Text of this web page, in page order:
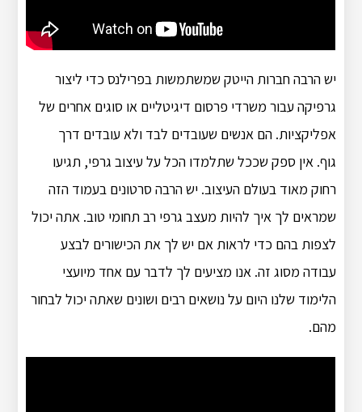
יש הרבה חברות הייטק שמשתמשות בפרילנס כדי ליצור
גרפיקה עבור משרדי פרסום דיגיטליים או סוגים אחרים של
אפליקציות. הם אנשים שעובדים לבד ולא עובדים דרך
גוף. אין ספק שככל שתלמדו הכל על עיצוב גרפי, תגיעו
רחוק מאוד בעולם העיצוב. יש הרבה סרטונים בעמוד הזה
שמראים לך איך להיות מעצב גרפי רב תחומי טוב. אתה יכול
לצפות בהם כדי לראות אם יש לך את הכישורים לבצע
עבודה מסוג זה. אנו מציעים לך לדבר עם אחד מיועצי
הלימוד שלנו היום על נושאים רבים ושונים שאתה יכול לבחור
מהם.